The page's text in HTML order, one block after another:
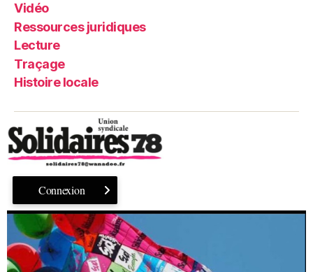
Vidéo
Ressources juridiques
Lecture
Traçage
Histoire locale
Connexion